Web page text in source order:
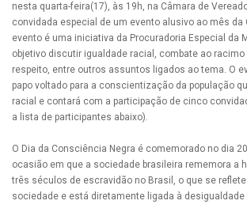
nesta quarta-feira(17), às 19h, na Câmara de
convidada especial de um evento alusivo ao mês da
evento é uma iniciativa da Procuradoria Especial da
objetivo discutir igualdade racial, combate ao
respeito, entre outros assuntos ligados ao tema. O
papo voltado para a conscientização da população
racial e contará com a participação de cinco
a lista de participantes abaixo).
O Dia da Consciência Negra é comemorado no dia
ocasião em que a sociedade brasileira rememora a
três séculos de escravidão no Brasil, o que se
sociedade e está diretamente ligada à desigualdade